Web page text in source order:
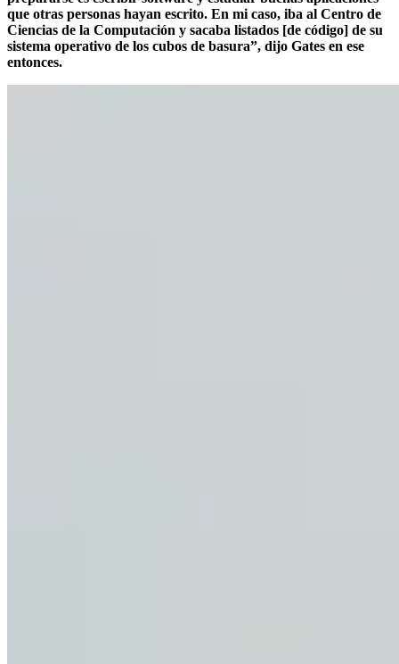
que otras personas hayan escrito. En mi caso, iba al Centro de
Ciencias de la Computación y sacaba listados [de código] de su
sistema operativo de los cubos de basura”, dijo Gates en ese
entonces.